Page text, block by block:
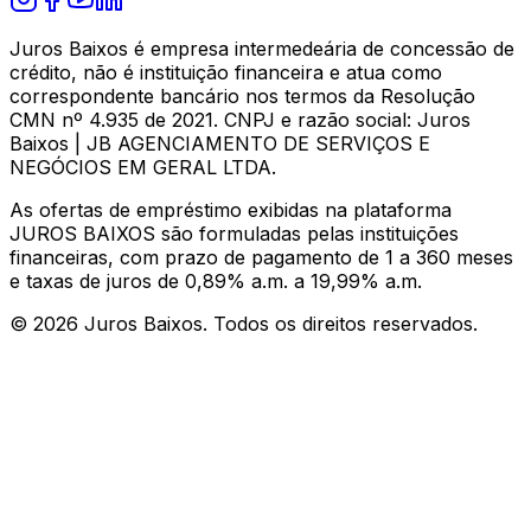
Juros Baixos é empresa intermedeária de concessão de
crédito, não é instituição financeira e atua como
correspondente bancário nos termos da Resolução
CMN nº 4.935 de 2021. CNPJ e razão social: Juros
Baixos | JB AGENCIAMENTO DE SERVIÇOS E
NEGÓCIOS EM GERAL LTDA.
As ofertas de empréstimo exibidas na plataforma
JUROS BAIXOS são formuladas pelas instituições
financeiras, com prazo de pagamento de 1 a 360 meses
e taxas de juros de 0,89% a.m. a 19,99% a.m.
© 2026 Juros Baixos. Todos os direitos reservados.